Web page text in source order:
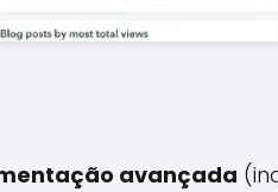
avançada